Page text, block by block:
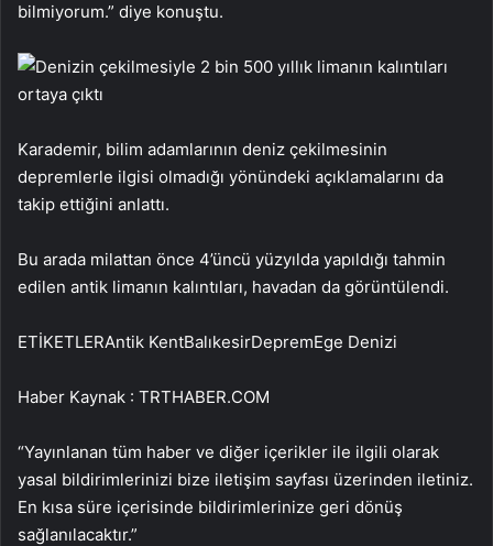
bilmiyorum.” diye konuştu.
Karademir, bilim adamlarının deniz çekilmesinin
depremlerle ilgisi olmadığı yönündeki açıklamalarını da
takip ettiğini anlattı.
Bu arada milattan önce 4’üncü yüzyılda yapıldığı tahmin
edilen antik limanın kalıntıları, havadan da görüntülendi.
ETİKETLERAntik KentBalıkesirDepremEge Denizi
Haber Kaynak : TRTHABER.COM
“Yayınlanan tüm haber ve diğer içerikler ile ilgili olarak
yasal bildirimlerinizi bize iletişim sayfası üzerinden iletiniz.
En kısa süre içerisinde bildirimlerinize geri dönüş
sağlanılacaktır.”